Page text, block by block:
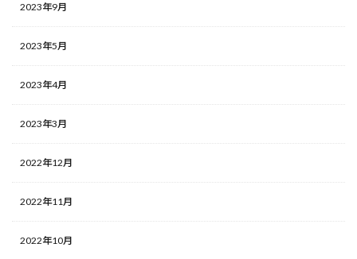
2023年9月
2023年5月
2023年4月
2023年3月
2022年12月
2022年11月
2022年10月